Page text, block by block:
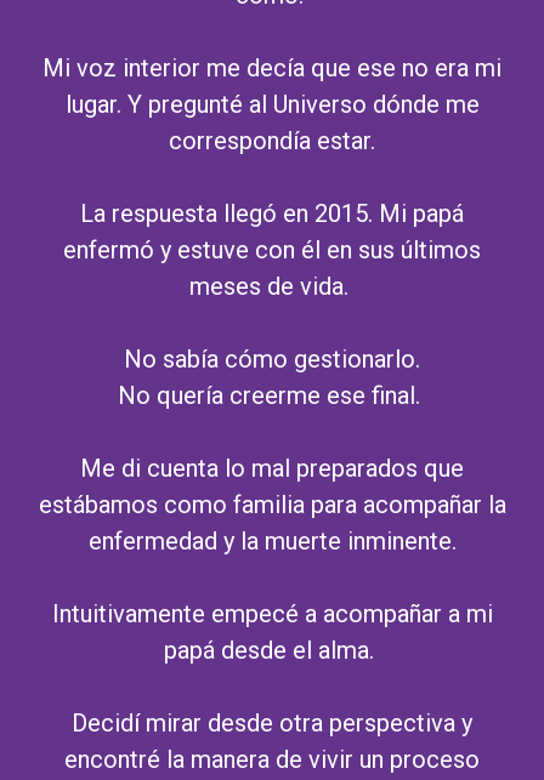
Mi voz interior me decía que ese no era mi
lugar. Y pregunté al Universo dónde me
correspondía estar.
La respuesta llegó en 2015. Mi papá
enfermó y estuve con él en sus últimos
meses de vida.
No sabía cómo gestionarlo.
No quería creerme ese final.
Me di cuenta lo mal preparados que
estábamos como familia para acompañar la
enfermedad y la muerte inminente.
Intuitivamente empecé a acompañar a mi
papá desde el alma.
Decidí mirar desde otra perspectiva y
encontré la manera de vivir un proceso